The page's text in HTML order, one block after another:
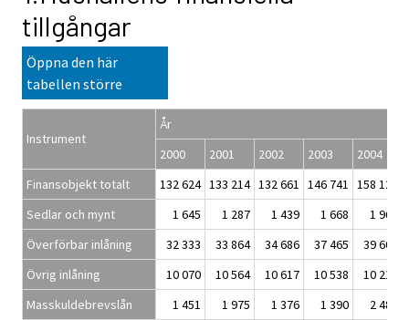
tillgångar
Öppna den här
tabellen större
Instrument
År
2000
2001 2002 2003 2004
Finansobjekt totalt
132 624 133 214 132 661 146 741 158 124
Sedlar och mynt
1 645 1 287 1 439 1 668
1 964
Överförbar inlåning
32 333 33 864 34 686 37 465
39 602
Övrig inlåning
10 070 10 564 10 617 10 538
10 216
Masskuldebrevslån
1 451 1 975 1 376 1 390
2 480